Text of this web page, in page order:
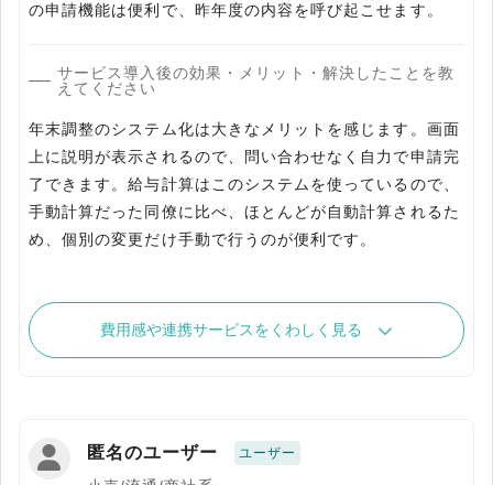
の申請機能は便利で、昨年度の内容を呼び起こせます。
サービス導入後の効果・メリット・解決したことを教
えてください
年末調整のシステム化は大きなメリットを感じます。画面
上に説明が表示されるので、問い合わせなく自力で申請完
了できます。給与計算はこのシステムを使っているので、
手動計算だった同僚に比べ、ほとんどが自動計算されるた
め、個別の変更だけ手動で行うのが便利です。
費用感や連携サービスをくわしく見る
匿名のユーザー ユーザー